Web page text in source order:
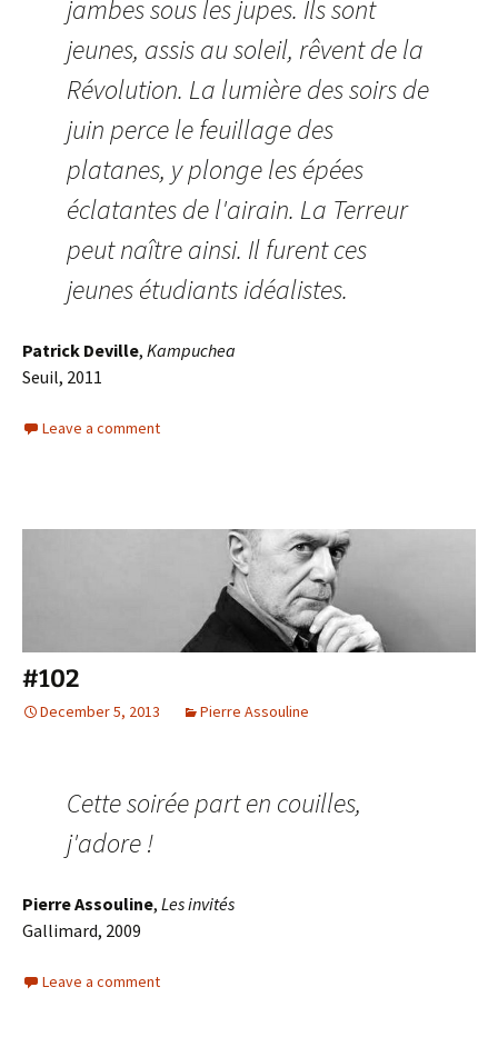
jambes sous les jupes. Ils sont
jeunes, assis au soleil, rêvent de la
Révolution. La lumière des soirs de
juin perce le feuillage des
platanes, y plonge les épées
éclatantes de l'airain. La Terreur
peut naître ainsi. Il furent ces
jeunes étudiants idéalistes.
Patrick Deville, Kampuchea
Seuil, 2011
Leave a comment
#102
December 5, 2013 Pierre Assouline
Cette soirée part en couilles,
j'adore !
Pierre Assouline, Les invités
Gallimard, 2009
Leave a comment